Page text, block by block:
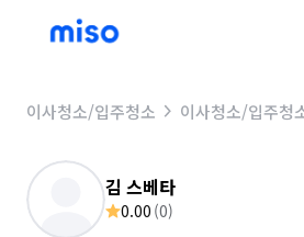
이사청소/입주청소 이사청소/입주청
김 스베타
0.00 (0)